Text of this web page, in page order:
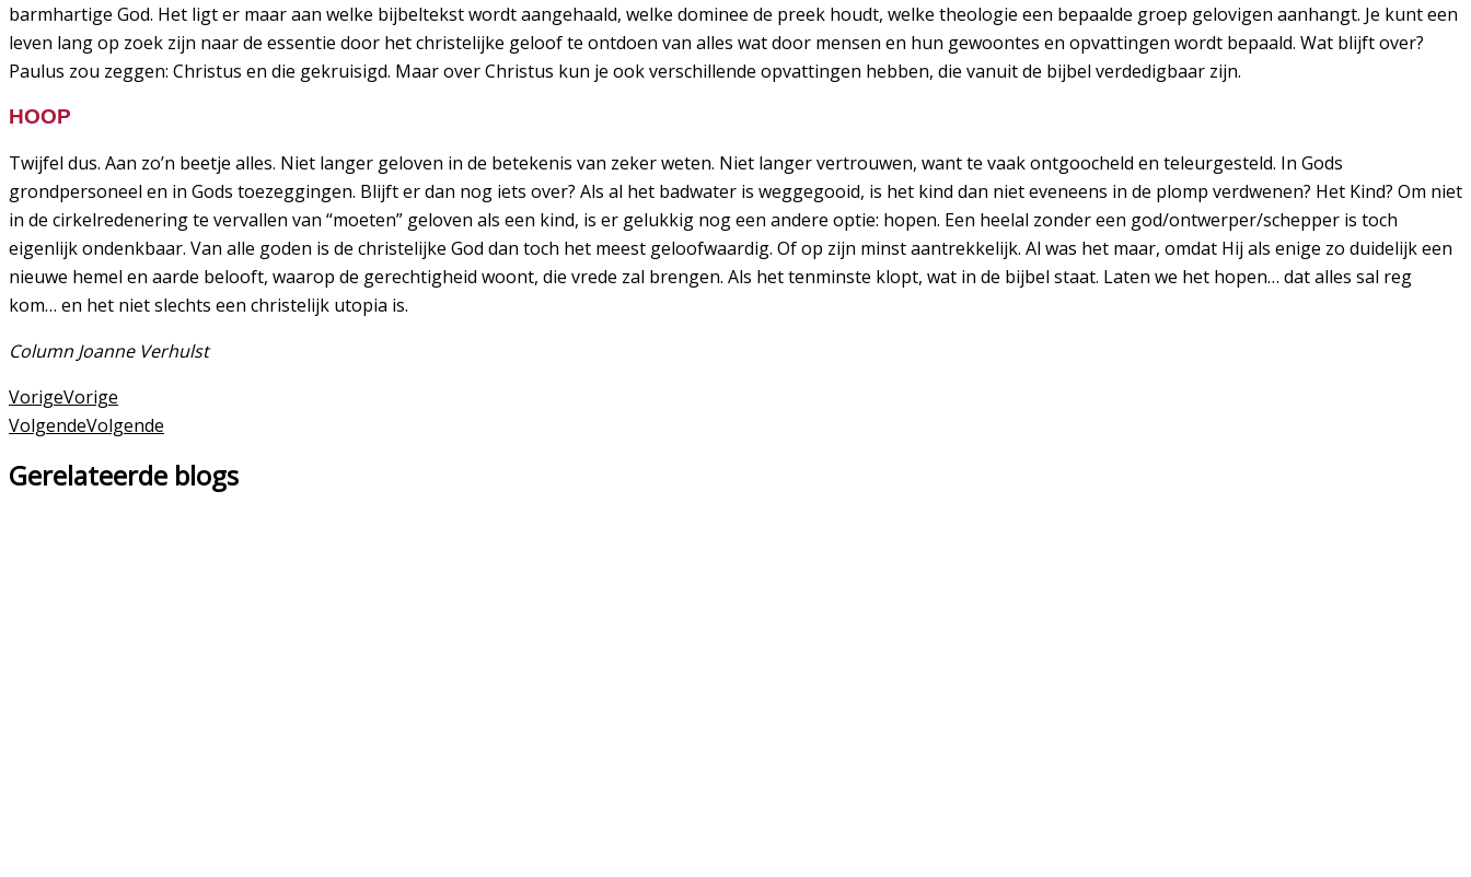
barmhartige God. Het ligt er maar aan welke bijbeltekst wordt aangehaald, welke dominee de preek houdt, welke theologie een bepaalde groep gelovigen aanhangt. Je kunt een
leven lang op zoek zijn naar de essentie door het christelijke geloof te ontdoen van alles wat door mensen en hun gewoontes en opvattingen wordt bepaald. Wat blijft over?
Paulus zou zeggen: Christus en die gekruisigd. Maar over Christus kun je ook verschillende opvattingen hebben, die vanuit de bijbel verdedigbaar zijn.
HOOP
Twijfel dus. Aan zo’n beetje alles. Niet langer geloven in de betekenis van zeker weten. Niet langer vertrouwen, want te vaak ontgoocheld en teleurgesteld. In Gods
grondpersoneel en in Gods toezeggingen. Blijft er dan nog iets over? Als al het badwater is weggegooid, is het kind dan niet eveneens in de plomp verdwenen? Het Kind? Om niet
in de cirkelredenering te vervallen van “moeten” geloven als een kind, is er gelukkig nog een andere optie: hopen. Een heelal zonder een god/ontwerper/schepper is toch
eigenlijk ondenkbaar. Van alle goden is de christelijke God dan toch het meest geloofwaardig. Of op zijn minst aantrekkelijk. Al was het maar, omdat Hij als enige zo duidelijk een
nieuwe hemel en aarde belooft, waarop de gerechtigheid woont, die vrede zal brengen. Als het tenminste klopt, wat in de bijbel staat. Laten we het hopen… dat alles sal reg
kom… en het niet slechts een christelijk utopia is.
Column Joanne Verhulst
VorigeVorige
VolgendeVolgende
Gerelateerde blogs